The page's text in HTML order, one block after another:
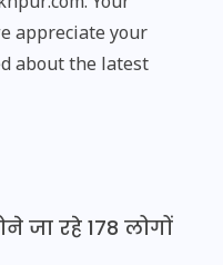
appreciate your
about the latest
जा रहे 178 लोगों